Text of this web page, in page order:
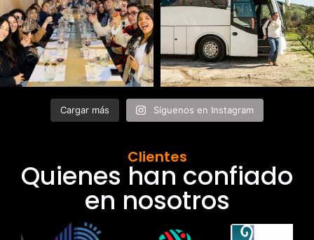
Cargar más Síguenos en Instagram
Clientes
Quienes han confiado
en nosotros